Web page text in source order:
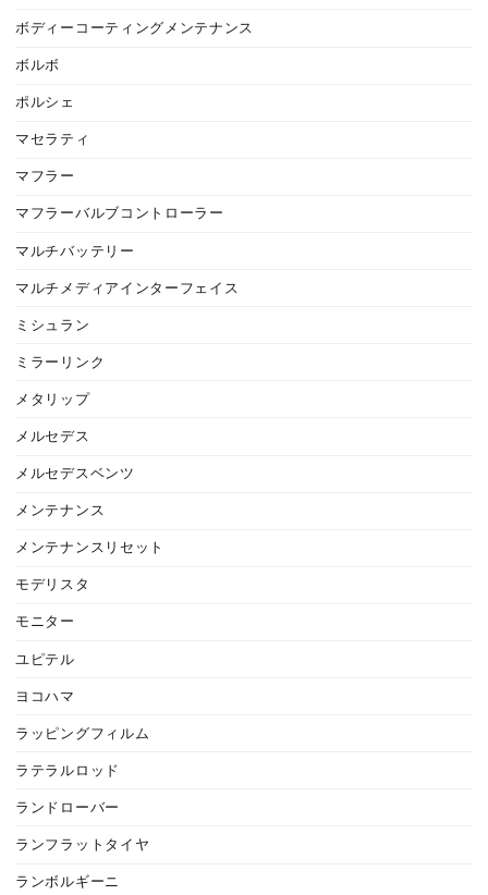
ボディーコーティングメンテナンス
ボルボ
ポルシェ
マセラティ
マフラー
マフラーバルブコントローラー
マルチバッテリー
マルチメディアインターフェイス
ミシュラン
ミラーリンク
メタリップ
メルセデス
メルセデスベンツ
メンテナンス
メンテナンスリセット
モデリスタ
モニター
ユピテル
ヨコハマ
ラッピングフィルム
ラテラルロッド
ランドローバー
ランフラットタイヤ
ランボルギーニ